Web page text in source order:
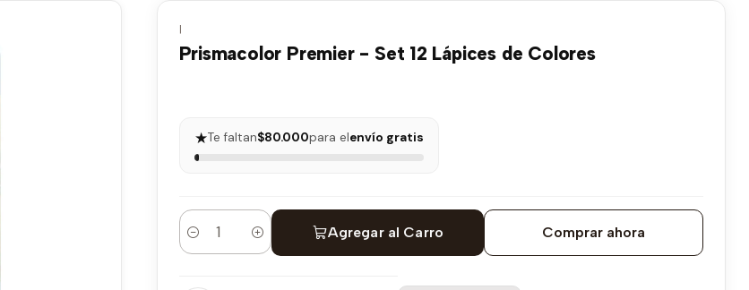
|
Prismacolor Premier - Set 12 Lápices de Colores
★Te faltan$80.000para elenvío gratis
Cantidad Agregar al Carro Comprar ahora